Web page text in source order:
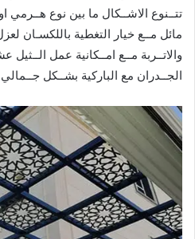
تتــنوع الاشــكال ما بين نوع
مائل مــع خيار التغطية باللكسـان
والاتــربة مــع امــكانية عمل
الجــدران مع الباركية بشــكل جــمالي